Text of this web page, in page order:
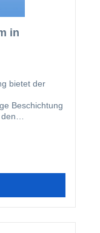
in
bietet der
Beschichtung